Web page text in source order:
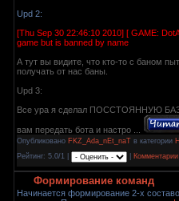
Upd 2:
[Thu Sep 30 22:46:10 2010] [ GAME:
game but is banned by name
А тут вы видите, что кто-то с баном
получать от нас баны.
Upd 3:
Все ура я сделал ПОССТОЯННУЮ
вам передать бота и настро
Опубликовано FKZ_Ada_nEt_naT в категории
Рейтинг: 5.0/1 |
Формирование команд
Начинается формирование 2-х